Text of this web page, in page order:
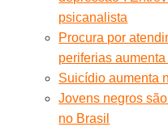
psicanalista
Procura por
periferias
Suicídio aumenta
Jovens negros
no Brasil